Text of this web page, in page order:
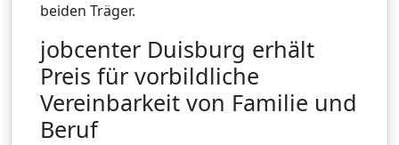
beiden Träger.
jobcenter Duisburg erhält
Preis für vorbildliche
Vereinbarkeit von Familie und
Beruf